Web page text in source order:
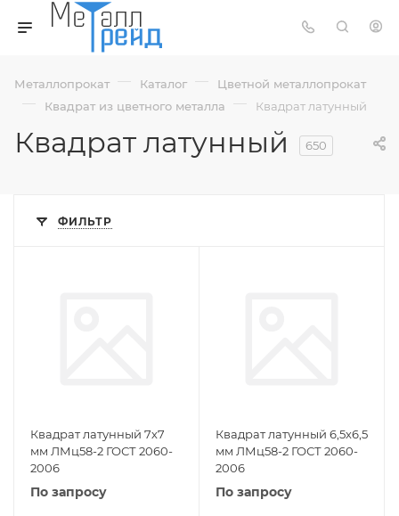
Металлопрокат — Каталог — Цветной металлопрокат
— Квадрат из цветного металла — Квадрат латунный
Квадрат латунный 650
ФИЛЬТР
Квадрат латунный 7х7
мм ЛМц58-2 ГОСТ 2060-
2006
По запросу
Квадрат латунный 6,5х6,5
мм ЛМц58-2 ГОСТ 2060-
2006
По запросу